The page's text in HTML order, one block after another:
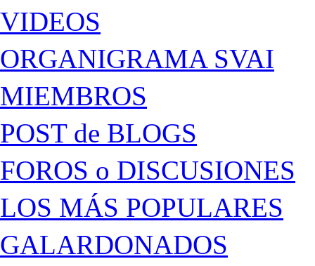
VIDEOS
ORGANIGRAMA SVAI
MIEMBROS
POST de BLOGS
FOROS o DISCUSIONES
LOS MÁS POPULARES
GALARDONADOS